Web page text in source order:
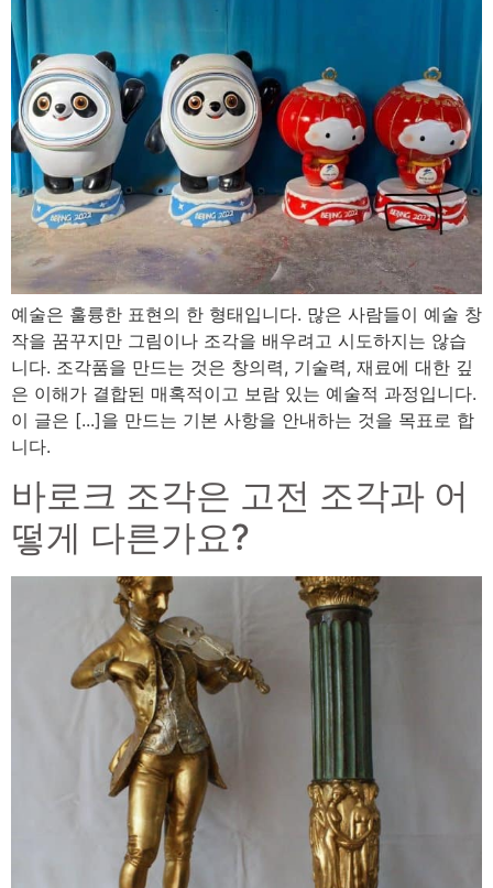
예술은 훌륭한 표현의 한 형태입니다. 많은 사람들이 예술 창
작을 꿈꾸지만 그림이나 조각을 배우려고 시도하지는 않습
니다. 조각품을 만드는 것은 창의력, 기술력, 재료에 대한 깊
은 이해가 결합된 매혹적이고 보람 있는 예술적 과정입니다.
이 글은 [...]을 만드는 기본 사항을 안내하는 것을 목표로 합
니다.
바로크 조각은 고전 조각과 어
떻게 다른가요?